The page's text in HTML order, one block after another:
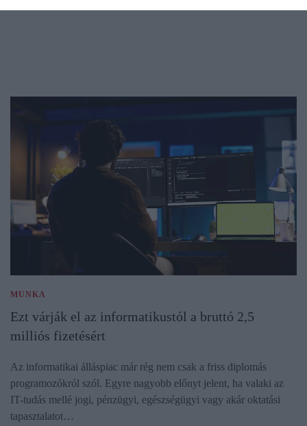
MUNKA
Ezt várják el az informatikustól a bruttó 2,5
milliós fizetésért
Az informatikai álláspiac már rég nem csak a friss diplomás
programozókról szól. Egyre nagyobb előnyt jelent, ha valaki az
IT-tudás mellé jogi, pénzügyi, egészségügyi vagy akár oktatási
tapasztalatot…